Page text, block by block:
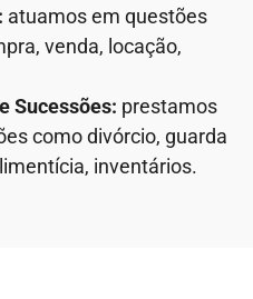
atuamos em questões
venda, locação,
Sucessões: prestamos
como divórcio, guarda
inventários.